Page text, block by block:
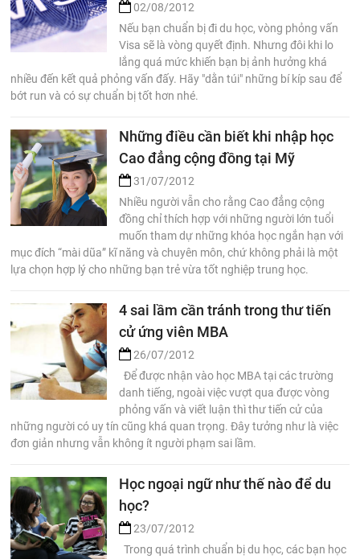
02/08/2012
Nếu bạn chuẩn bị đi du học, vòng phỏng vấn
Visa sẽ là vòng quyết định. Nhưng đôi khi lo
lắng quá mức khiến bạn bị ảnh hưởng khá
nhiều đến kết quả phỏng vấn đấy. Hãy "dằn túi" những bí kíp sau để
bớt run và có sự chuẩn bị tốt hơn nhé.
Những điều cần biết khi nhập học
Cao đẳng cộng đồng tại Mỹ
31/07/2012
Nhiều người vẫn cho rằng Cao đẳng cộng
đồng chỉ thích hợp với những người lớn tuổi
muốn tham dự những khóa học ngắn hạn với
mục đích “mài dũa” kĩ năng và chuyên môn, chứ không phải là một
lựa chọn hợp lý cho những bạn trẻ vừa tốt nghiệp trung học.
4 sai lầm cần tránh trong thư tiến
cử ứng viên MBA
26/07/2012
Để được nhận vào học MBA tại các trường
danh tiếng, ngoài việc vượt qua được vòng
phỏng vấn và viết luận thì thư tiến cử của
những người có uy tín cũng khá quan trọng. Đây tưởng như là việc
đơn giản nhưng vẫn không ít người phạm sai lầm.
Học ngoại ngữ như thế nào để du
học?
23/07/2012
Trong quá trình chuẩn bị du học, các bạn học